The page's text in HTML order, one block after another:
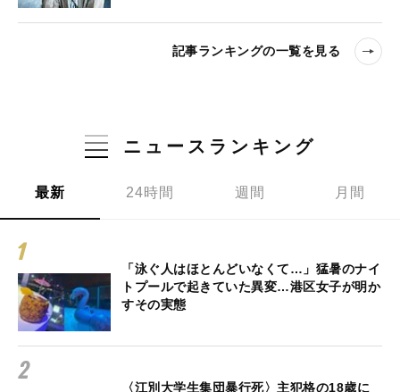
記事ランキングの一覧を見る
ニュースランキング
最新 24時間 週間 月間
「泳ぐ人はほとんどいなくて…」猛暑のナイ
トプールで起きていた異変…港区女子が明か
すその実態
〈江別大学生集団暴行死〉主犯格の18歳に